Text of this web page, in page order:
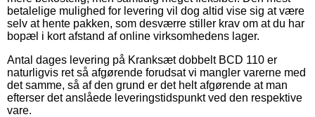
betalelige mulighed for levering vil dog altid vise sig at være
selv at hente pakken, som desværre stiller krav om at du har
bopæl i kort afstand af online virksomhedens lager.
Antal dages levering på Kranksæt dobbelt BCD 110 er
naturligvis ret så afgørende forudsat vi mangler varerne med
det samme, så af den grund er det helt afgørende at man
efterser det anslåede leveringstidspunkt ved den respektive
vare.